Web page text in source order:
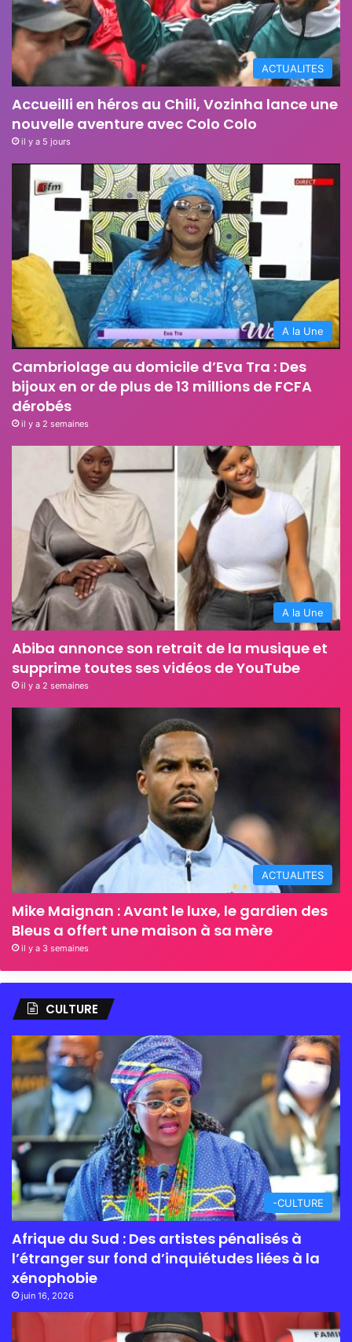
ACTUALITES
Accueilli en héros au Chili, Vozinha lance une
nouvelle aventure avec Colo Colo
il y a 5 jours
A la Une
Cambriolage au domicile d’Eva Tra : Des
bijoux en or de plus de 13 millions de FCFA
dérobés
il y a 2 semaines
A la Une
Abiba annonce son retrait de la musique et
supprime toutes ses vidéos de YouTube
il y a 2 semaines
ACTUALITES
Mike Maignan : Avant le luxe, le gardien des
Bleus a offert une maison à sa mère
il y a 3 semaines
CULTURE
-CULTURE
Afrique du Sud : Des artistes pénalisés à
l’étranger sur fond d’inquiétudes liées à la
xénophobie
juin 16, 2026